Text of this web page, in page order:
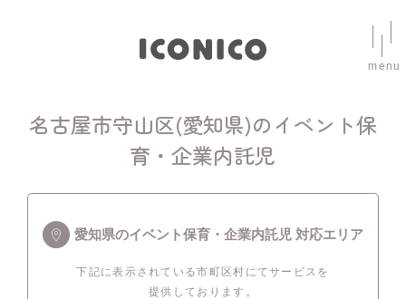
menu
名古屋市守山区(愛知県)のイベント保
育・企業内託児
愛知県のイベント保育・企業内託児 対応エリア
下記に表示されている市町区村にてサービスを
提供しております。